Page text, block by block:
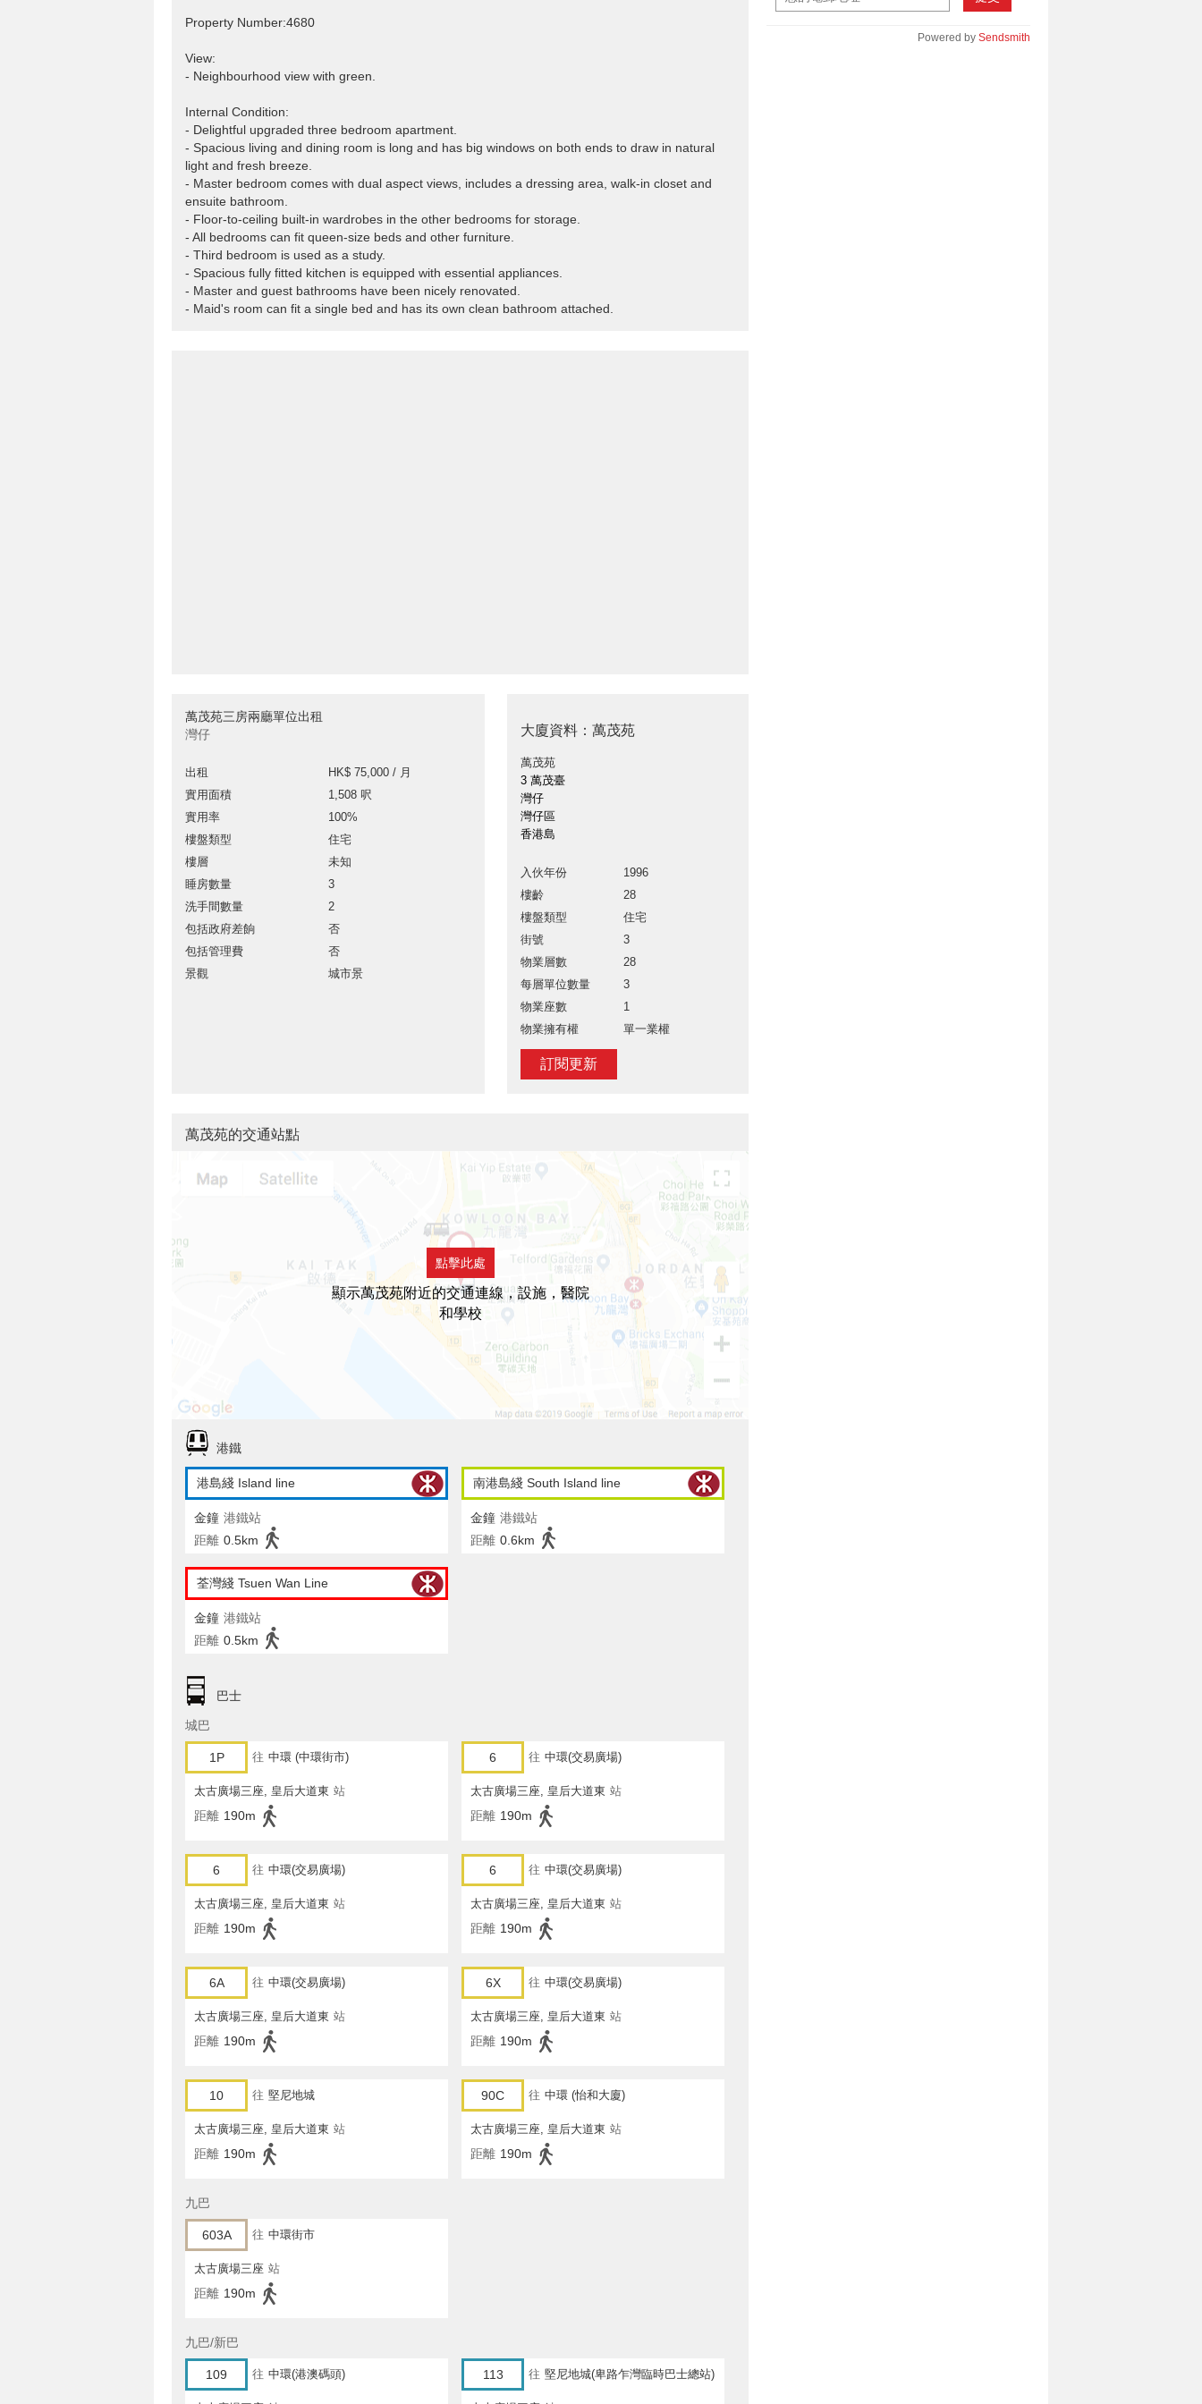
Property Number:4680
View:
- Neighbourhood view with green.
Internal Condition:
- Delightful upgraded three bedroom apartment.
- Spacious living and dining room is long and has big windows on both ends to draw in natural
light and fresh breeze.
- Master bedroom comes with dual aspect views, includes a dressing area, walk-in closet and
ensuite bathroom.
- Floor-to-ceiling built-in wardrobes in the other bedrooms for storage.
- All bedrooms can fit queen-size beds and other furniture.
- Third bedroom is used as a study.
- Spacious fully fitted kitchen is equipped with essential appliances.
- Master and guest bathrooms have been nicely renovated.
- Maid's room can fit a single bed and has its own clean bathroom attached.
萬茂苑三房兩廳單位出租
灣仔
出租
HK$ 75,000 / 月
實用面積
1,508 呎
實用率
100%
樓盤類型
住宅
樓層
未知
睡房數量
3
洗手間數量
2
包括政府差餉
否
包括管理費
否
景觀
城市景
大廈資料：萬茂苑
萬茂苑
3 萬茂臺
灣仔
灣仔區
香港島
入伙年份
1996
樓齡
28
樓盤類型
住宅
街號
3
物業層數
28
每層單位數量
3
物業座數
1
物業擁有權
單一業權
訂閱更新
Powered by Sendsmith
萬茂苑的交通站點
點擊此處
顯示萬茂苑附近的交通連線，設施，醫院
和學校
港鐵
港島綫 Island line
金鐘 港鐵站
距離 0.5km
南港島綫 South Island line
金鐘 港鐵站
距離 0.6km
荃灣綫 Tsuen Wan Line
金鐘 港鐵站
距離 0.5km
巴士
城巴
1P 往 中環 (中環街市)
太古廣場三座, 皇后大道東 站
距離 190m
6 往 中環(交易廣場)
太古廣場三座, 皇后大道東 站
距離 190m
6 往 中環(交易廣場)
太古廣場三座, 皇后大道東 站
距離 190m
6 往 中環(交易廣場)
太古廣場三座, 皇后大道東 站
距離 190m
6A 往 中環(交易廣場)
太古廣場三座, 皇后大道東 站
距離 190m
6X 往 中環(交易廣場)
太古廣場三座, 皇后大道東 站
距離 190m
10 往 堅尼地城
太古廣場三座, 皇后大道東 站
距離 190m
90C 往 中環 (怡和大廈)
太古廣場三座, 皇后大道東 站
距離 190m
九巴
603A 往 中環街市
太古廣場三座 站
距離 190m
九巴/新巴
109 往 中環(港澳碼頭) 113 往 堅尼地城(卑路乍灣臨時巴士總站)